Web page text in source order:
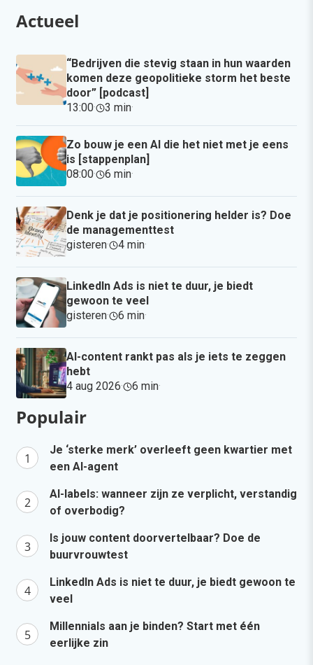
Actueel
“Bedrijven die stevig staan in hun waarden
komen deze geopolitieke storm het beste
door” [podcast]
13:00· 3 min·
Zo bouw je een AI die het niet met je eens
is [stappenplan]
08:00· 6 min·
Denk je dat je positionering helder is? Doe
de managementtest
gisteren· 4 min·
LinkedIn Ads is niet te duur, je biedt
gewoon te veel
gisteren· 6 min·
AI-content rankt pas als je iets te zeggen
hebt
4 aug 2026· 6 min·
Populair
Je ‘sterke merk’ overleeft geen kwartier met
een AI-agent
AI-labels: wanneer zijn ze verplicht, verstandig
of overbodig?
Is jouw content doorvertelbaar? Doe de
buurvrouwtest
LinkedIn Ads is niet te duur, je biedt gewoon te
veel
Millennials aan je binden? Start met één
eerlijke zin